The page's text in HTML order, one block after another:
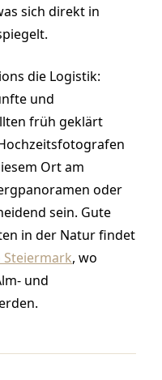
sich direkt in
die Logistik:
und
früh geklärt
Ort am
oder
sein. Gute
in der Natur findet
, wo
und